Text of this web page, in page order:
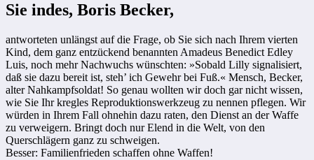
Sie indes, Boris Becker,
antworteten unlängst auf die Frage, ob Sie sich nach Ihrem vierten
Kind, dem ganz entzückend benannten Amadeus Benedict Edley
Luis, noch mehr Nachwuchs wünschten: »Sobald Lilly signalisiert,
daß sie dazu bereit ist, steh’ ich Gewehr bei Fuß.« Mensch, Becker,
alter Nahkampfsoldat! So genau wollten wir doch gar nicht wissen,
wie Sie Ihr kregles Reproduktionswerkzeug zu nennen pflegen. Wir
würden in Ihrem Fall ohnehin dazu raten, den Dienst an der Waffe
zu verweigern. Bringt doch nur Elend in die Welt, von den
Querschlägern ganz zu schweigen.
Besser: Familienfrieden schaffen ohne Waffen!